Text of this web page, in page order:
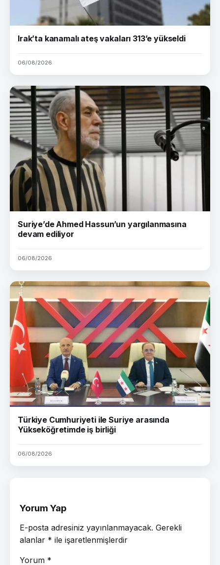
Irak’ta kanamalı ateş vakaları 313’e yükseldi
06/08/2026
Suriye’de Ahmed Hassun’un yargılanmasına
devam ediliyor
06/08/2026
Türkiye Cumhuriyeti ile Suriye arasında
Yükseköğretimde iş birliği
06/08/2026
Yorum Yap
E-posta adresiniz yayınlanmayacak. Gerekli
alanlar * ile işaretlenmişlerdir
Yorum *